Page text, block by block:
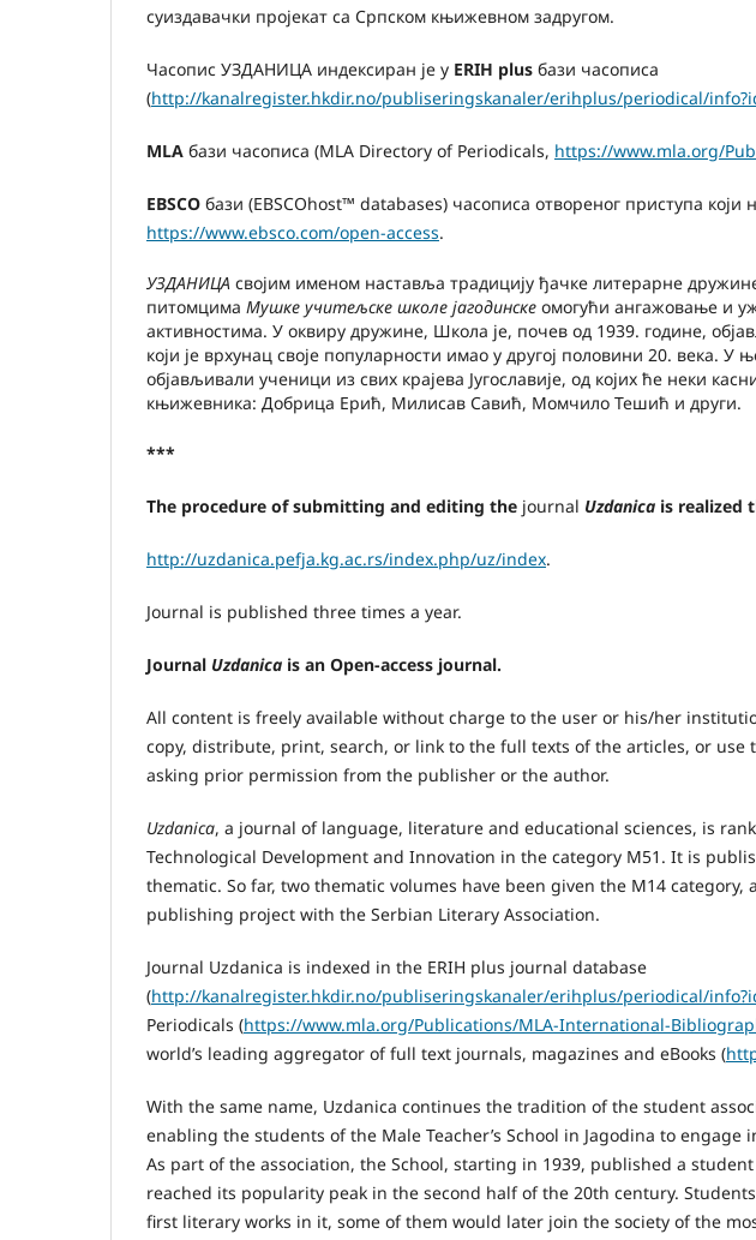
суиздавачки пројекат са Српском књижевном задругом.
Часопис УЗДАНИЦА индексиран је у ERIH plus бази часописа
(http://kanalregister.hkdir.no/publiseringskanaler/erihplus/periodical/
MLA бази часописа (MLA Directory of Periodicals, https://www.mla.org/
EBSCO бази (EBSCOhost™ databases) часописа отвореног приступа који
https://www.ebsco.com/open-access.
УЗДАНИЦА својим именом наставља традицију ђачке литерарне
питомцима Мушке учитељске школе јагодинске омогући ангажовање и
активностима. У оквиру дружине, Школа је, почев од 1939. године,
који је врхунац своје популарности имао у другој половини 20. века.
објављивали ученици из свих крајева Југославије, од којих ће неки
књижевника: Добрица Ерић, Милисав Савић, Момчило Тешић и други.
***
The procedure of submitting and editing the journal Uzdanica is realized
http://uzdanica.pefja.kg.ac.rs/index.php/uz/index.
Journal is published three times a year.
Journal Uzdanica is an Open-access journal.
All content is freely available without charge to the user or his/her
copy, distribute, print, search, or link to the full texts of the articles, or
asking prior permission from the publisher or the author.
Uzdanica, a journal of language, literature and educational sciences, is
Technological Development and Innovation in the category M51. It is
thematic. So far, two thematic volumes have been given the M14
publishing project with the Serbian Literary Association.
Journal Uzdanica is indexed in the ERIH plus journal database
(http://kanalregister.hkdir.no/publiseringskanaler/erihplus/periodical/
Periodicals (https://www.mla.org/Publications/MLA-International-
world’s leading aggregator of full text journals, magazines and eBooks (
With the same name, Uzdanica continues the tradition of the student
enabling the students of the Male Teacher’s School in Jagodina to
As part of the association, the School, starting in 1939, published a
reached its popularity peak in the second half of the 20th century.
first literary works in it, some of them would later join the society of the